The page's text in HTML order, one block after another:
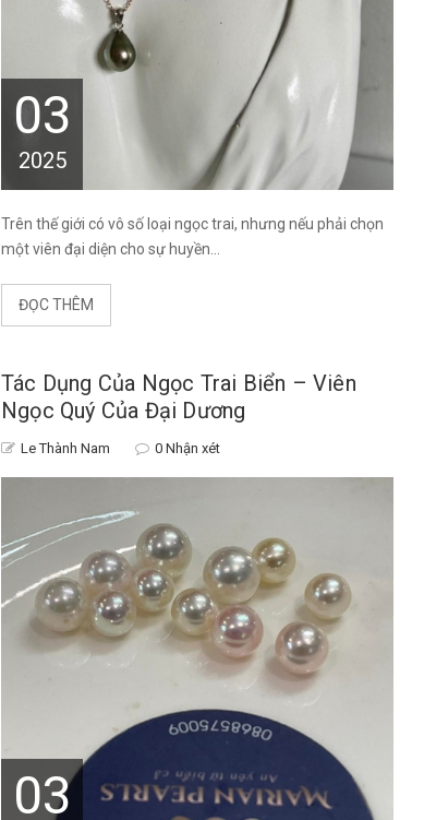
03
2025
Trên thế giới có vô số loại ngọc trai, nhưng nếu phải chọn
một viên đại diện cho sự huyền...
ĐỌC THÊM
Tác Dụng Của Ngọc Trai Biển – Viên
Ngọc Quý Của Đại Dương
Le Thành Nam 0 Nhận xét
03